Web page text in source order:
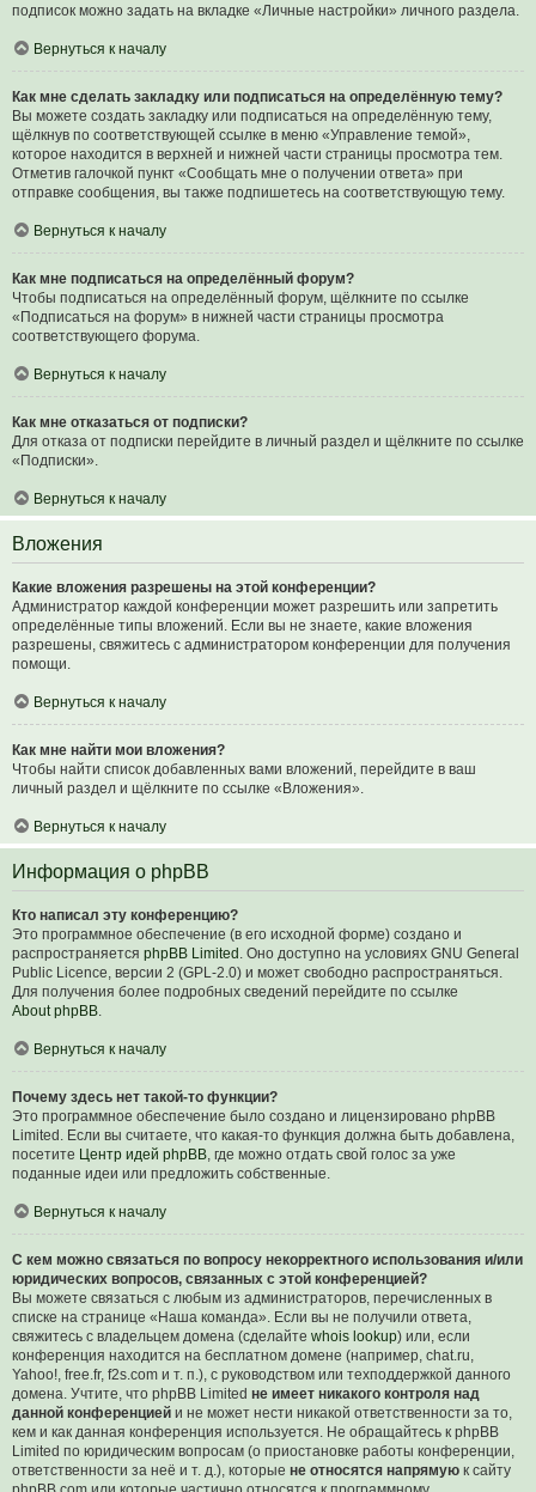
подписок можно задать на вкладке «Личные настройки» личного раздела.
Вернуться к началу
Как мне сделать закладку или подписаться на определённую тему?
Вы можете создать закладку или подписаться на определённую тему,
щёлкнув по соответствующей ссылке в меню «Управление темой»,
которое находится в верхней и нижней части страницы просмотра тем.
Отметив галочкой пункт «Сообщать мне о получении ответа» при
отправке сообщения, вы также подпишетесь на соответствующую тему.
Вернуться к началу
Как мне подписаться на определённый форум?
Чтобы подписаться на определённый форум, щёлкните по ссылке
«Подписаться на форум» в нижней части страницы просмотра
соответствующего форума.
Вернуться к началу
Как мне отказаться от подписки?
Для отказа от подписки перейдите в личный раздел и щёлкните по ссылке
«Подписки».
Вернуться к началу
Вложения
Какие вложения разрешены на этой конференции?
Администратор каждой конференции может разрешить или запретить
определённые типы вложений. Если вы не знаете, какие вложения
разрешены, свяжитесь с администратором конференции для получения
помощи.
Вернуться к началу
Как мне найти мои вложения?
Чтобы найти список добавленных вами вложений, перейдите в ваш
личный раздел и щёлкните по ссылке «Вложения».
Вернуться к началу
Информация о phpBB
Кто написал эту конференцию?
Это программное обеспечение (в его исходной форме) создано и
распространяется phpBB Limited . Оно доступно на условиях GNU General
Public Licence, версии 2 (GPL-2.0) и может свободно распространяться.
Для получения более подробных сведений перейдите по ссылке
About phpBB.
Вернуться к началу
Почему здесь нет такой-то функции?
Это программное обеспечение было создано и лицензировано phpBB
Limited. Если вы считаете, что какая-то функция должна быть добавлена,
посетите Центр идей phpBB, где можно отдать свой голос за уже
поданные идеи или предложить собственные.
Вернуться к началу
С кем можно связаться по вопросу некорректного использования и/или
юридических вопросов, связанных с этой конференцией?
Вы можете связаться с любым из администраторов, перечисленных в
списке на странице «Наша команда». Если вы не получили ответа,
свяжитесь с владельцем домена (сделайте whois lookup) или, если
конференция находится на бесплатном домене (например, chat.ru,
Yahoo!, free.fr, f2s.com и т. п.), с руководством или техподдержкой данного
домена. Учтите, что phpBB Limited не имеет никакого контроля над
данной конференцией и не может нести никакой ответственности за то,
кем и как данная конференция используется. Не обращайтесь к phpBB
Limited по юридическим вопросам (о приостановке работы конференции,
ответственности за неё и т. д.), которые не относятся напрямую к сайту